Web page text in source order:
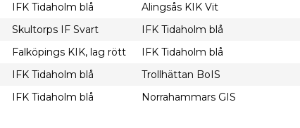
IFK Tidaholm blå Alingsås KIK Vit
Skultorps IF Svart IFK Tidaholm blå
Falköpings KIK, lag rött IFK Tidaholm blå
IFK Tidaholm blå Trollhättan BoIS
IFK Tidaholm blå Norrahammars GIS